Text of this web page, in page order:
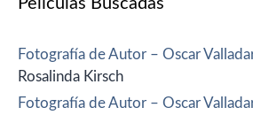
Películas Buscadas
Fotografía de Autor – Oscar
Rosalinda Kirsch
Fotografía de Autor – Oscar